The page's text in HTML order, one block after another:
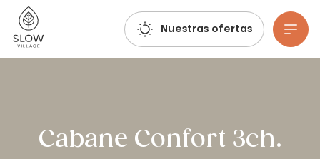
Respira, imagina, reserva: ¡ya están abiertas las reservas para el verano de 2027!
Nuestras ofertas
Cabane Confort 3ch.